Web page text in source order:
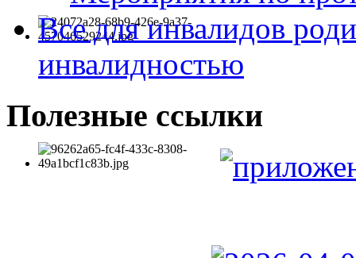
Все для инвалидов
инвалидностью
Полезные ссылки